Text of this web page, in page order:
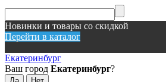
Новинки и товары со скидкой
Перейти в каталог
Екатеринбург
Ваш город Екатеринбург?